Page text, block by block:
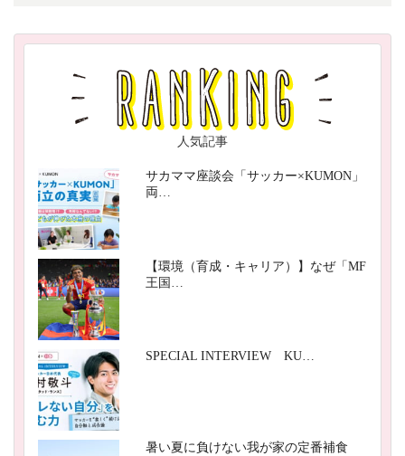
人気記事
サカママ座談会「サッカー×KUMON」
両…
【環境（育成・キャリア）】なぜ「MF
王国…
SPECIAL INTERVIEW KU…
暑い夏に負けない我が家の定番補食